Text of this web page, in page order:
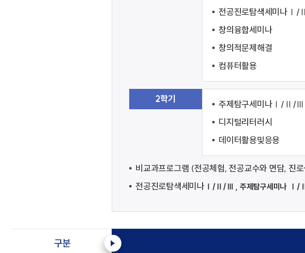
전공진로탐색세미나
창의융합세미나
창의적문제해결
컴퓨터활용
2학기
주제탐구세미나Ⅰ/Ⅱ/Ⅲ
디지털리터러시
데이터활용및응용
비교과프로그램 (전공체험, 전공교수와 면담, 진
전공진로탐색세미나Ⅰ/Ⅱ/Ⅲ , 주제탐구세미나 Ⅰ/
구분